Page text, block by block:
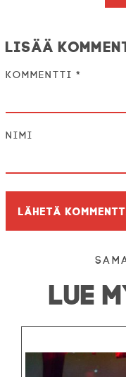
Lisää
Kommentti *
Nimi
LUE